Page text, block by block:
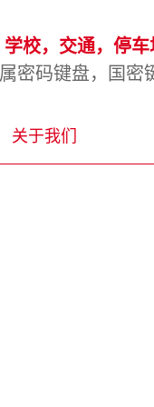
校，交通，停
密码键盘，国
关于我们